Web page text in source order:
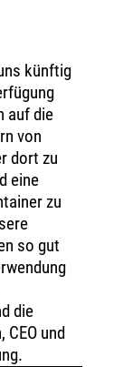
künftig
auf die
von
dort zu
eine
zu
so gut
die
CEO und